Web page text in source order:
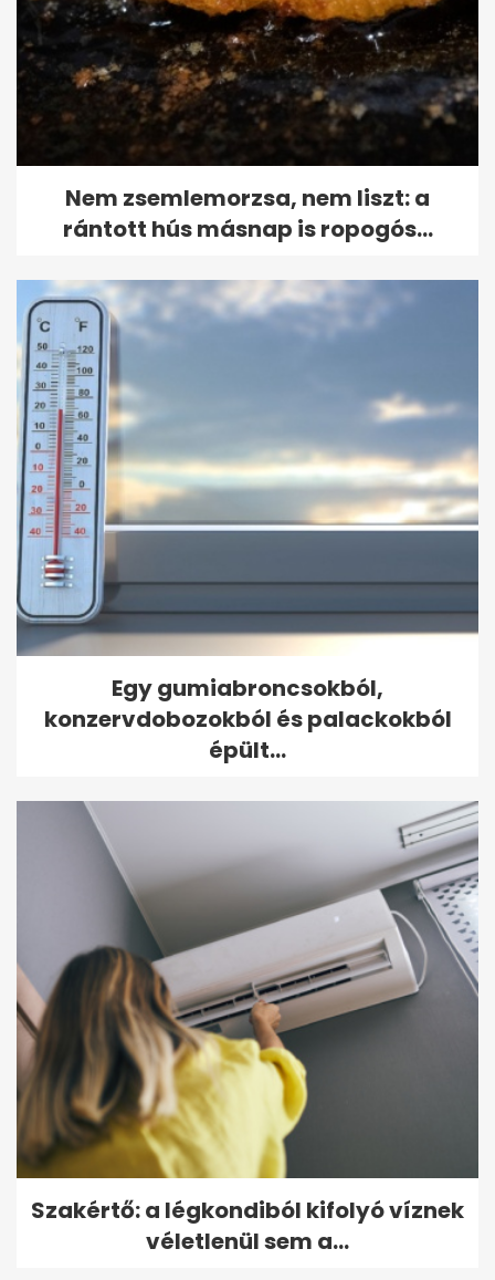
Nem zsemlemorzsa, nem liszt: a
rántott hús másnap is ropogós...
Egy gumiabroncsokból,
konzervdobozokból és palackokból
épült...
Szakértő: a légkondiból kifolyó víznek
véletlenül sem a...